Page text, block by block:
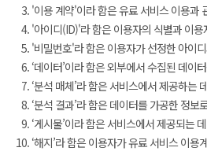
'이용 계약'이라 함은 유료 서비스 이용과
'아이디(ID)'라 함은 이용자의 식별과 이
'비밀번호'라 함은 이용자가 선정한 아이
‘데이터’이라 함은 외부에서 수집된 데이
‘분석 매체’라 함은 서비스에서 제공하는
‘분석 결과’라 함은 데이터를 가공한 정
‘게시물’이라 함은 서비스에서 제공되는
‘해지’라 함은 이용자가 유료 서비스 이